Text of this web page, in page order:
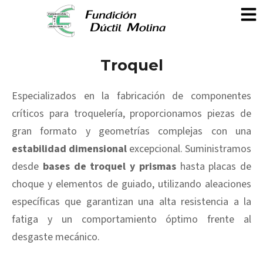
Troquel
Especializados en la fabricación de componentes
críticos para troquelería, proporcionamos piezas de
gran formato y geometrías complejas con una
estabilidad dimensional excepcional. Suministramos
desde bases de troquel y prismashasta placas de
choque y elementos de guiado, utilizando aleaciones
específicas que garantizan una alta resistencia a la
fatiga y un comportamiento óptimo frente al
desgaste mecánico.